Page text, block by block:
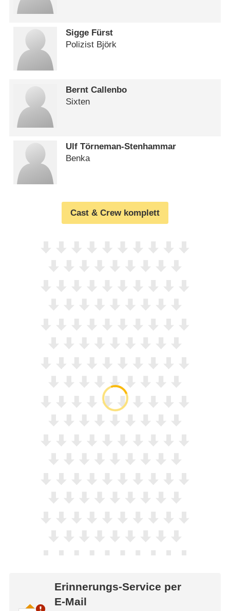
Sigge Fürst
Polizist Björk
Bernt Callenbo
Sixten
Ulf Törneman-Stenhammar
Benka
Cast & Crew komplett
Erinnerungs-Service per
E-Mail